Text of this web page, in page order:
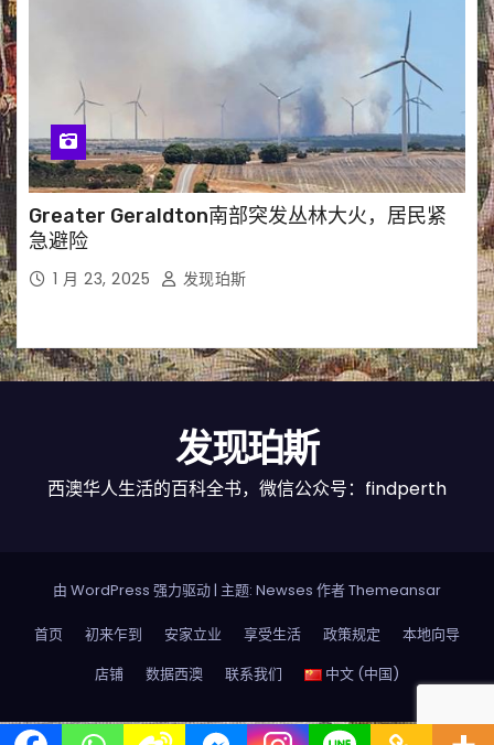
Greater Geraldton南部突发丛林大火，居民紧
急避险
1 月 23, 2025 发现珀斯
发现珀斯
西澳华人生活的百科全书，微信公众号：findperth
由 WordPress 强力驱动| 主题: Newses 作者Themeansar
首页 初来乍到 安家立业 享受生活 政策规定
本地向导
店铺
数据西澳 联系我们 中文 (中国)